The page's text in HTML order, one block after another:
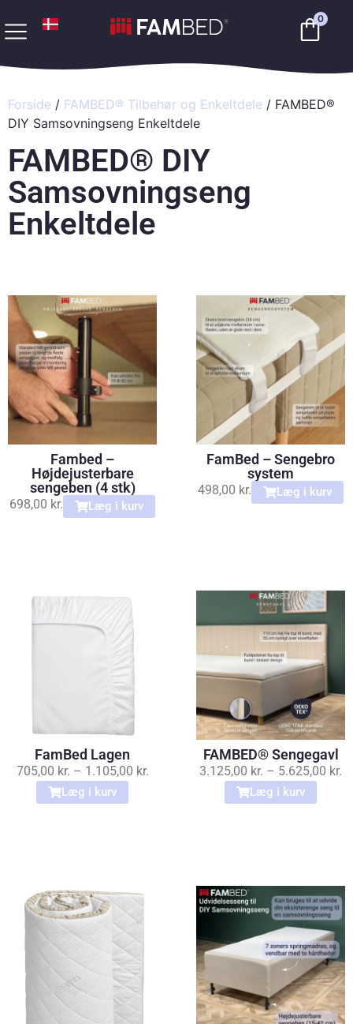
0
Forside / FAMBED® Tilbehør og Enkeltdele / FAMBED®
DIY Samsovningseng Enkeltdele
FAMBED® DIY
Samsovningseng
Enkeltdele
Fambed –
Højdejusterbare
sengeben (4 stk)
698,00 kr. Læg i kurv
FamBed – Sengebro
system
498,00 kr. Læg i kurv
FamBed Lagen
705,00 kr. – 1.105,00 kr.
Læg i kurv
FAMBED® Sengegavl
3.125,00 kr. – 5.625,00 kr.
Læg i kurv